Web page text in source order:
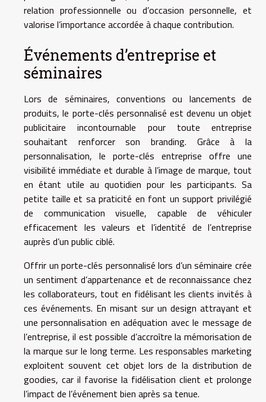
relation professionnelle ou d’occasion personnelle, et
valorise l’importance accordée à chaque contribution.
Événements d’entreprise et
séminaires
Lors de séminaires, conventions ou lancements de
produits, le porte-clés personnalisé est devenu un objet
publicitaire incontournable pour toute entreprise
souhaitant renforcer son branding. Grâce à la
personnalisation, le porte-clés entreprise offre une
visibilité immédiate et durable à l’image de marque, tout
en étant utile au quotidien pour les participants. Sa
petite taille et sa praticité en font un support privilégié
de communication visuelle, capable de véhiculer
efficacement les valeurs et l’identité de l’entreprise
auprès d’un public ciblé.
Offrir un porte-clés personnalisé lors d’un séminaire crée
un sentiment d’appartenance et de reconnaissance chez
les collaborateurs, tout en fidélisant les clients invités à
ces événements. En misant sur un design attrayant et
une personnalisation en adéquation avec le message de
l’entreprise, il est possible d’accroître la mémorisation de
la marque sur le long terme. Les responsables marketing
exploitent souvent cet objet lors de la distribution de
goodies, car il favorise la fidélisation client et prolonge
l’impact de l’événement bien après sa tenue.